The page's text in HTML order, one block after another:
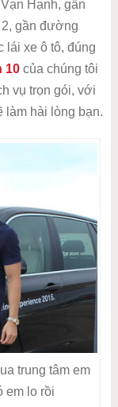
Hạnh, gần
gần đường
lái xe ô tô, đúng
10của chúng tôi
vụ trọn gói, với
làm hài lòng bạn.
trung tâm em
em lo rồi